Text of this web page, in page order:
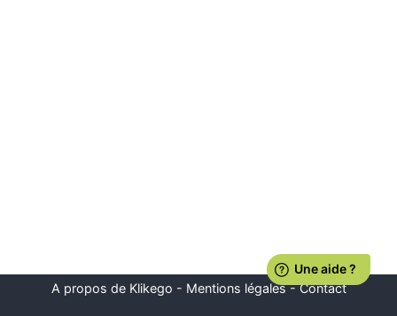
A propos de Klikego - Mentions légales-Contact